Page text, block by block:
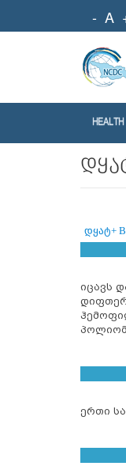
- A
დყატ+ B
იცავს
ერთი